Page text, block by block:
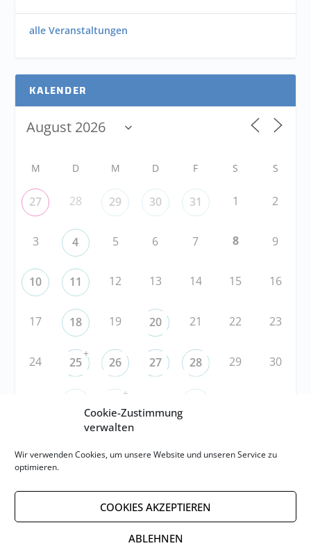
Cookie-Zustimmung
verwalten
Wir verwenden Cookies, um unsere Website und unseren Service zu
optimieren.
COOKIES AKZEPTIEREN
ABLEHNEN
alle Veranstaltungen
KALENDER
M D M D F S S
27 28 29 30 31 1 2
3 4 5 6 7 8 9
10 11 12 13 14 15 16
17 18 19 20 21 22 23
24 25
+
26 27 28 29 30
+
RSS
RSS-FEED abonnieren